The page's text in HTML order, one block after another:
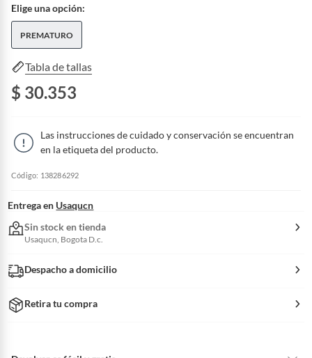
Elige una opción:
PREMATURO
Tabla de tallas
$ 30.353
Las instrucciones de cuidado y conservación se encuentran
en la etiqueta del producto.
Código: 138286292
Entrega en Usaqucn
Sin stock en tienda
Usaqucn, Bogota D.c.
Despacho a domicilio
Retira tu compra